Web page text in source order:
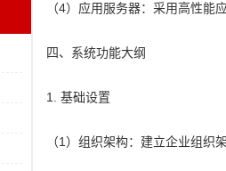
（4）应用服务器：采用高性能
四、系统功能大纲
1. 基础设置
（1）组织架构：建立企业组织